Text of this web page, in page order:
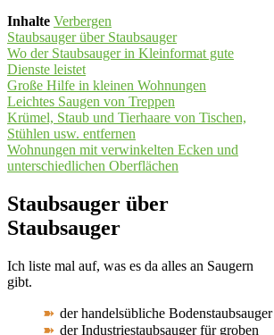
Inhalte Verbergen
Staubsauger über Staubsauger
Wo der Staubsauger in Kleinformat gute
Dienste leistet
Große Hilfe in kleinen Wohnungen
Leichtes Saugen von Treppen
Krümel, Staub und Tierhaare von Tischen,
Stühlen usw. entfernen
Wohnungen mit verwinkelten Ecken und
unterschiedlichen Oberflächen
Staubsauger über
Staubsauger
Ich liste mal auf, was es da alles an Saugern
gibt.
der handelsübliche Bodenstaubsauger
der Industriestaubsauger für groben